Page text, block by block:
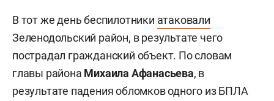
В тот же день беспилотники атаковали
Зеленодольский район, в результате чего
пострадал гражданский объект. По словам
главы района Михаила Афанасьева, в
результате падения обломков одного из БПЛА